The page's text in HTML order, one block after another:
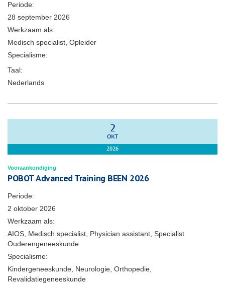
Periode:
28 september 2026
Werkzaam als:
Medisch specialist, Opleider
Specialisme:
Taal:
Nederlands
2
OKT
2026
Vooraankondiging
POBOT Advanced Training BEEN 2026
Periode:
2 oktober 2026
Werkzaam als:
AIOS, Medisch specialist, Physician assistant, Specialist
Ouderengeneeskunde
Specialisme:
Kindergeneeskunde, Neurologie, Orthopedie,
Revalidatiegeneeskunde